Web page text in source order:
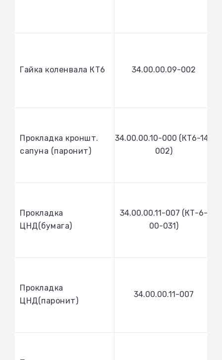
Гайка коленвала КТ6 34.00.00.09-002
Прокладка кроншт.
сапуна (паронит)
34.00.00.10-000 (КТ6-14-
002)
Прокладка
ЦНД(бумага)
34.00.00.11-007 (КТ-6-
00-031)
Прокладка
ЦНД(паронит)
34.00.00.11-007